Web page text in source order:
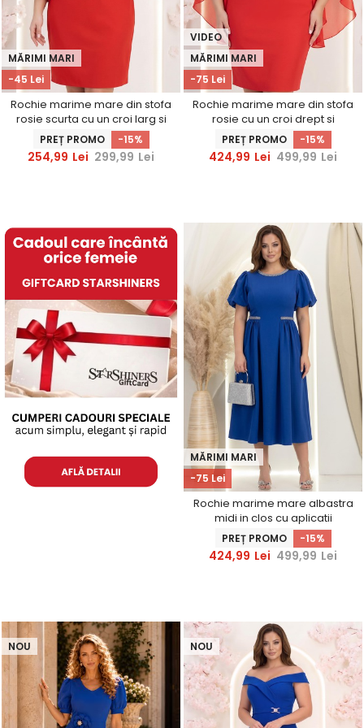
-45 Lei
MĂRIMI MARI
Rochie marime mare din stofa
rosie scurta cu un croi larg si
aplicatii de dantela -
StarShinerS
PREȚ PROMO -15%
254,99 Lei 299,99 Lei
-75 Lei
VIDEO
MĂRIMI MARI
Rochie marime mare din stofa
rosie cu un croi drept si
maneci tip fluture din voal cu
aplicatii pe umeri -
StarShinerS
PREȚ PROMO -15%
424,99 Lei 499,99 Lei
-75 Lei
MĂRIMI MARI
Rochie marime mare albastra
midi in clos cu aplicatii
stralucitoare - StarShinerS
PREȚ PROMO -15%
424,99 Lei 499,99 Lei
NOU NOU